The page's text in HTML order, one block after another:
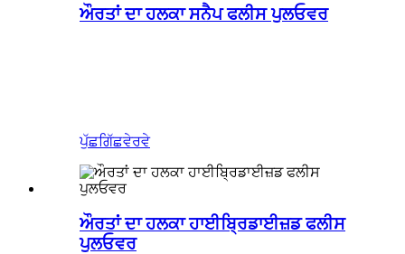
ਔਰਤਾਂ ਦਾ ਹਲਕਾ ਸਨੈਪ ਫਲੀਸ ਪੁਲਓਵਰ
ਪੁੱਛਗਿੱਛਵੇਰਵੇ
ਔਰਤਾਂ ਦਾ ਹਲਕਾ ਹਾਈਬ੍ਰਿਡਾਈਜ਼ਡ ਫਲੀਸ
ਪੁਲਓਵਰ